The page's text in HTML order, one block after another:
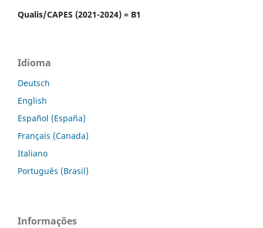
Qualis/CAPES (2021-2024) = B1
Idioma
Deutsch
English
Español (España)
Français (Canada)
Italiano
Português (Brasil)
Informações